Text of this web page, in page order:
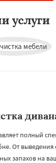
услуги
полный
От
запахов на